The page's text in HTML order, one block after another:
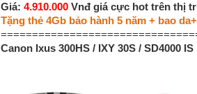
Giá: 4.910.000 Vnđ giá cực hot trên thị
Tặng thẻ 4Gb bảo hành 5 năm + bao
Canon Ixus 300HS / IXY 30S / SD4000 IS